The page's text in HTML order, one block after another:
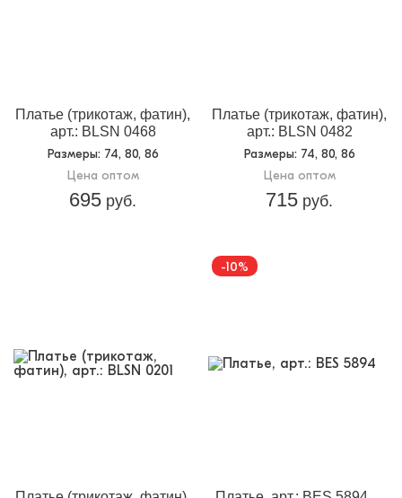
Платье (трикотаж, фатин),
арт.: BLSN 0468
Размеры: 74, 80, 86
Цена оптом
695 руб.
Платье (трикотаж, фатин),
арт.: BLSN 0482
Размеры: 74, 80, 86
Цена оптом
715 руб.
-10%